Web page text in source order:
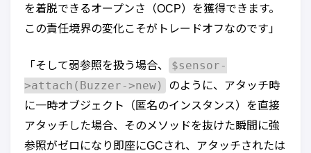
を着脱できるオープンさ（OCP）を獲得できます。
この責任境界の変化こそがトレードオフなのです」
「そして弱参照を扱う場合、
$sensor-
>attach(Buzzer->new)
のように、アタッチ時
に一時オブジェクト（匿名のインスタンス）を直接
アタッチした場合、そのメソッドを抜けた瞬間に強
参照がゼロになり即座にGCされ、アタッチされたは